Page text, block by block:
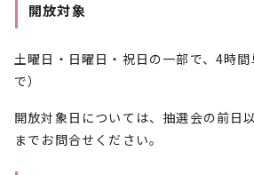
開放対象
土曜日・日曜日・祝日の一部で、4時
で）
開放対象日については、抽選会の前日
までお問合せください。